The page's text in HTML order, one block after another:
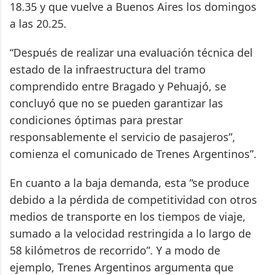
18.35 y que vuelve a Buenos Aires los domingos
a las 20.25.
“Después de realizar una evaluación técnica del
estado de la infraestructura del tramo
comprendido entre Bragado y Pehuajó, se
concluyó que no se pueden garantizar las
condiciones óptimas para prestar
responsablemente el servicio de pasajeros”,
comienza el comunicado de Trenes Argentinos”.
En cuanto a la baja demanda, esta “se produce
debido a la pérdida de competitividad con otros
medios de transporte en los tiempos de viaje,
sumado a la velocidad restringida a lo largo de
58 kilómetros de recorrido”. Y a modo de
ejemplo, Trenes Argentinos argumenta que